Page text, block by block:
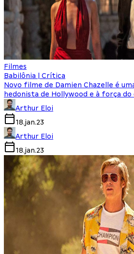
Filmes
Babilônia | Crítica
Novo filme de Damien Chazelle é
hedonista de Hollywood e à força do
Arthur Eloi
18.jan.23
Arthur Eloi
18.jan.23